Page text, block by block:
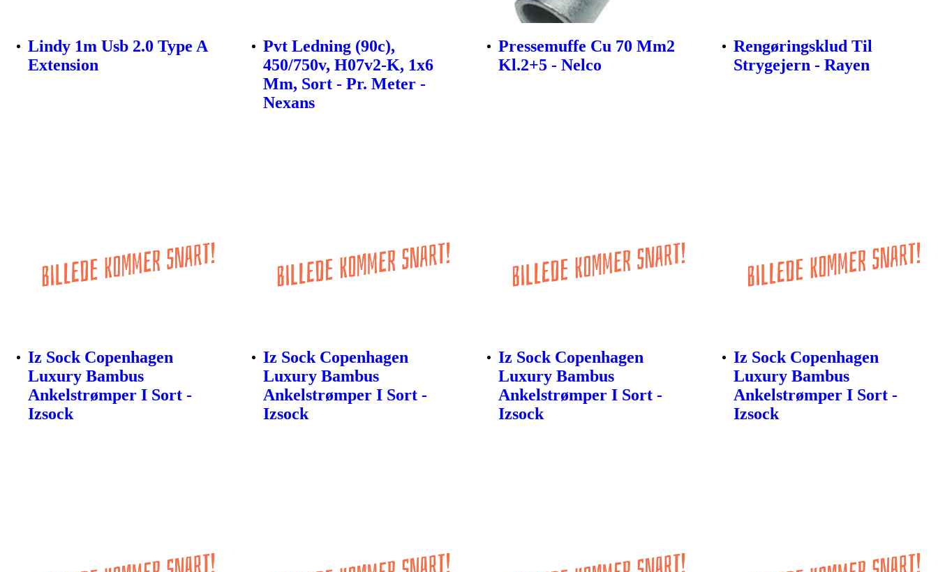
Lindy 1m Usb 2.0 Type A
Extension
Pvt Ledning (90c),
450/750v, H07v2-K, 1x6
Mm, Sort - Pr. Meter -
Nexans
Pressemuffe Cu 70 Mm2
Kl.2+5 - Nelco
Rengøringsklud Til
Strygejern - Rayen
Iz Sock Copenhagen
Luxury Bambus
Ankelstrømper I Sort -
Izsock
Iz Sock Copenhagen
Luxury Bambus
Ankelstrømper I Sort -
Izsock
Iz Sock Copenhagen
Luxury Bambus
Ankelstrømper I Sort -
Izsock
Iz Sock Copenhagen
Luxury Bambus
Ankelstrømper I Sort -
Izsock